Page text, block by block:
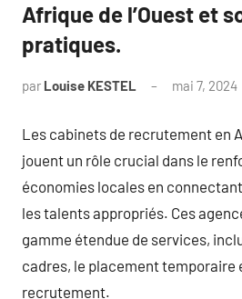
Afrique de l’Ouest et
pratiques.
par Louise KESTEL mai 7, 2024
Les cabinets de recrutement en
jouent un rôle crucial dans le
économies locales en
les talents appropriés. Ces
gamme étendue de services,
cadres, le placement temporaire
recrutement.